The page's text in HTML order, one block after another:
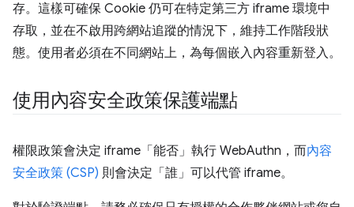
存。這樣可確保 Cookie 仍可在特定第三方 iframe 環境中
存取，並在不啟用跨網站追蹤的情況下，維持工作階段狀
態。使用者必須在不同網站上，為每個嵌入內容重新登入。
使用內容安全政策保護端點
權限政策會決定 iframe「能否」 執行 WebAuthn，而內容
安全政策 (CSP) 則會決定「誰」 可以代管 iframe。